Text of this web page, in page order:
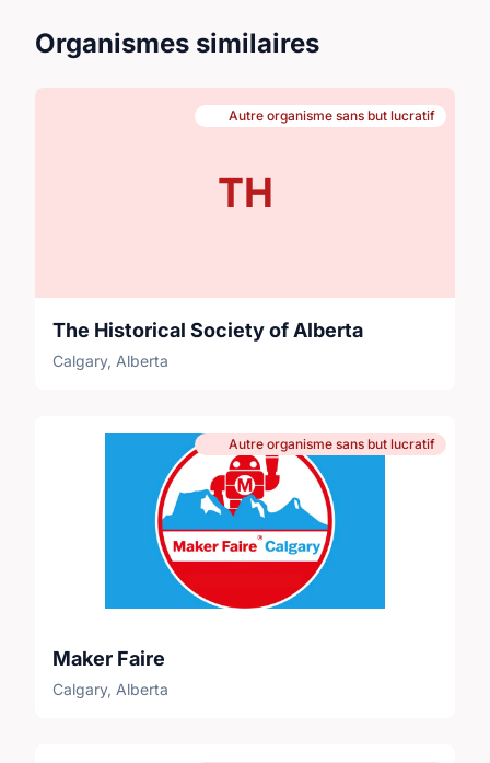
Organismes similaires
TH
Autre organisme sans but lucratif
The Historical Society of Alberta
Calgary, Alberta
Autre organisme sans but lucratif
Maker Faire
Calgary, Alberta